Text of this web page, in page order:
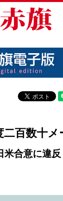
二百数十メ
合意に違反